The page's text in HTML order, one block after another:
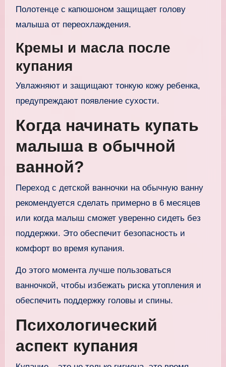
Полотенце с капюшоном защищает голову
малыша от переохлаждения.
Кремы и масла после
купания
Увлажняют и защищают тонкую кожу ребенка,
предупреждают появление сухости.
Когда начинать купать
малыша в обычной
ванной?
Переход с детской ванночки на обычную ванну
рекомендуется сделать примерно в 6 месяцев
или когда малыш сможет уверенно сидеть без
поддержки. Это обеспечит безопасность и
комфорт во время купания.
До этого момента лучше пользоваться
ванночкой, чтобы избежать риска утопления и
обеспечить поддержку головы и спины.
Психологический
аспект купания